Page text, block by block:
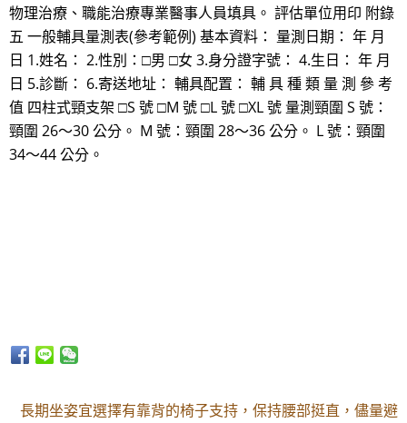
物理治療、職能治療專業醫事人員填具。 評估單位用印 附錄
五 一般輔具量測表(參考範例) 基本資料： 量測日期： 年 月
日 1.姓名： 2.性別：□男 □女 3.身分證字號： 4.生日： 年 月
日 5.診斷： 6.寄送地址： 輔具配置： 輔 具 種 類 量 測 參 考
值 四柱式頸支架 □S 號 □M 號 □L 號 □XL 號 量測頸圍 S 號：
頸圍 26～30 公分。 M 號：頸圍 28～36 公分。 L 號：頸圍
34～44 公分。
長期坐姿宜選擇有靠背的椅子支持，保持腰部挺直，儘量避